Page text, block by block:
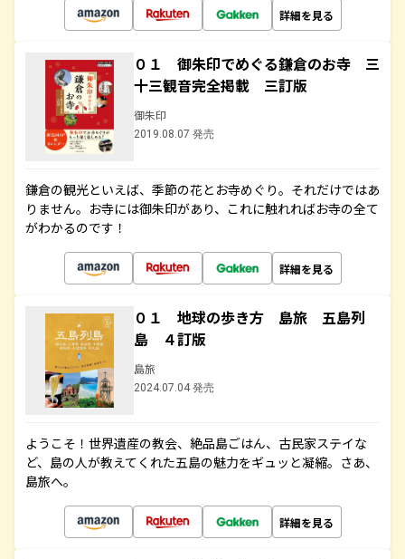
詳細を見る
０１ 御朱印でめぐる鎌倉のお寺 三
十三観音完全掲載 三訂版
御朱印
2019.08.07 発売
鎌倉の観光といえば、季節の花とお寺めぐり。それだけではあ
りません。お寺には御朱印があり、これに触れればお寺の全て
がわかるのです！
詳細を見る
０１ 地球の歩き方 島旅 五島列
島 ４訂版
島旅
2024.07.04 発売
ようこそ！世界遺産の教会、絶品島ごはん、古民家ステイな
ど、島の人が教えてくれた五島の魅力をギュッと凝縮。さあ、
島旅へ。
詳細を見る